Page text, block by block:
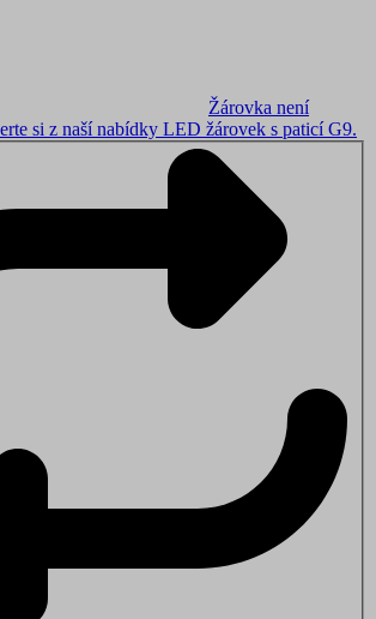
Žárovka není
si z naší nabídky LED žárovek s paticí G9.